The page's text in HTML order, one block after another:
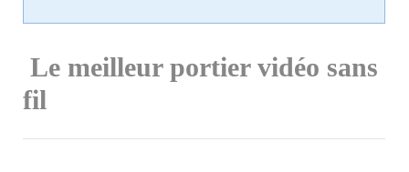
Le meilleur portier vidéo sans
fil